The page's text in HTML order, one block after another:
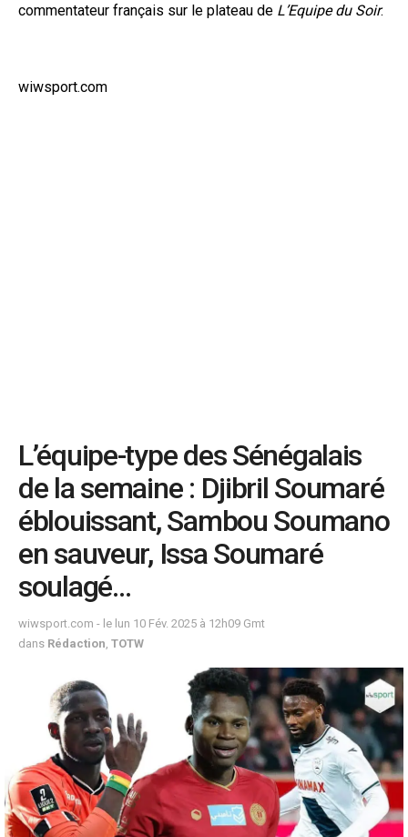
commentateur français sur le plateau de L’Equipe du Soir.
wiwsport.com
L’équipe-type des Sénégalais
de la semaine : Djibril Soumaré
éblouissant, Sambou Soumano
en sauveur, Issa Soumaré
soulagé…
wiwsport.com - le lun 10 Fév. 2025 à 12h09 Gmt
dans Rédaction, TOTW